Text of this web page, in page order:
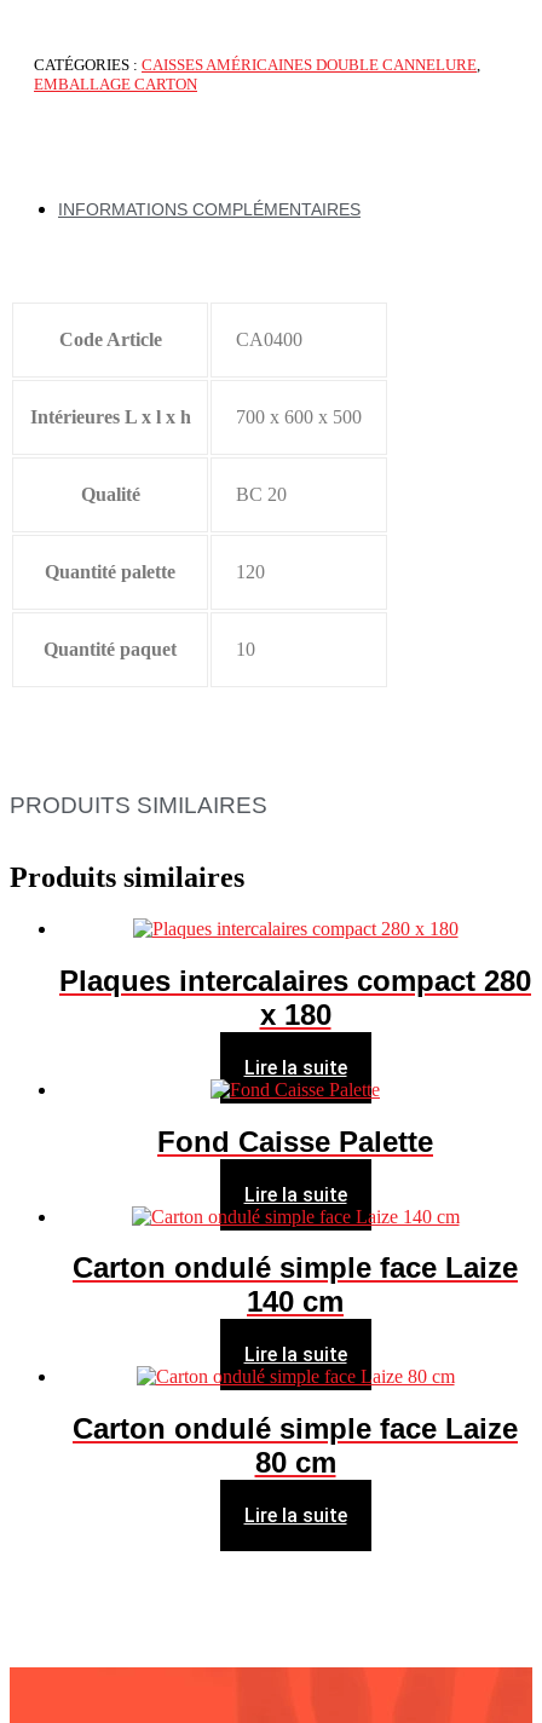
CATÉGORIES : CAISSES AMÉRICAINES DOUBLE CANNELURE
EMBALLAGE CARTON
INFORMATIONS COMPLÉMENTAIRES
Code Article CA0400
Intérieures L x l x h 700 x 600 x 500
Qualité BC 20
Quantité palette 120
Quantité paquet 10
PRODUITS SIMILAIRES
Produits similaires
Plaques intercalaires compact 280
x 180
Lire la suite
Fond Caisse Palette
Lire la suite
Carton ondulé simple face Laize
140 cm
Lire la suite
Carton ondulé simple face Laize
80 cm
Lire la suite